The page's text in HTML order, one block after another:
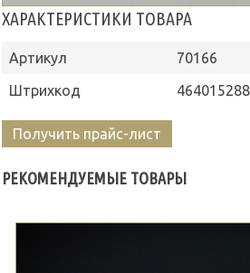
ХАРАКТЕРИСТИКИ ТОВАРА
Артикул
70166
Штрихкод
Получить прайс-лист
РЕКОМЕНДУЕМЫЕ ТОВАРЫ